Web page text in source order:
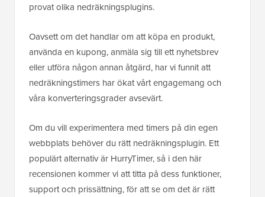
provat olika nedräkningsplugins.
Oavsett om det handlar om att köpa en produkt,
använda en kupong, anmäla sig till ett nyhetsbrev
eller utföra någon annan åtgärd, har vi funnit att
nedräkningstimers har ökat vårt engagemang och
våra konverteringsgrader avsevärt.
Om du vill experimentera med timers på din egen
webbplats behöver du rätt nedräkningsplugin. Ett
populärt alternativ är HurryTimer, så i den här
recensionen kommer vi att titta på dess funktioner,
support och prissättning, för att se om det är rätt